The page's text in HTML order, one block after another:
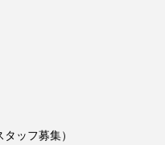
ッフ募集）